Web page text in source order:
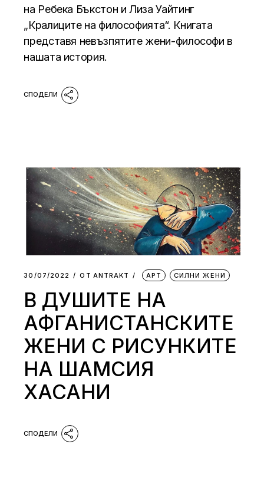
на Ребека Бъкстон и Лиза Уайтинг
„Кралиците на философията“. Книгата
представя невъзпятите жени-философи в
нашата история.
30/07/2022 ОТ АNTRAKT АРТ СИЛНИ ЖЕНИ
В ДУШИТЕ НА
АФГАНИСТАНСКИТЕ
ЖЕНИ С РИСУНКИТЕ
НА ШАМСИЯ
ХАСАНИ